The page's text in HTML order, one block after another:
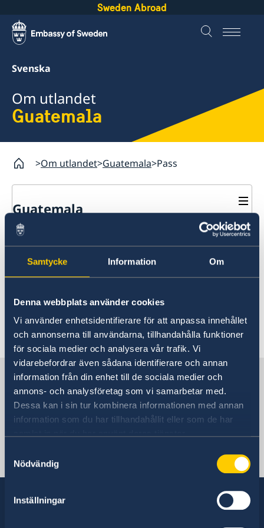
Samtycke Information Om
Denna webbplats använder cookies
Vi använder enhetsidentifierare för att anpassa innehållet
och annonserna till användarna, tillhandahålla funktioner
för sociala medier och analysera vår trafik. Vi
vidarebefordrar även sådana identifierare och annan
information från din enhet till de sociala medier och
annons- och analysföretag som vi samarbetar med.
Dessa kan i sin tur kombinera informationen med annan
information som du har tillhandahållit eller som de har
Nödvändig
Inställningar
Sweden Abroad
Svenska
Om utlandet
Guatemala
Om utlandet Guatemala Pass
Guatemala
Rösta i Guatemala
Hjälp till svenskar i Guatemala
Rösta i Guatemala
Pass i Guatemala
Passansökan för vuxna
Passansökan för barn
Provisoriskt pass
Samordningsnummer
Nationellt ID-kort
Information och svar på vanliga frågor om pass och
nationellt ID-kort
Akut hjälp i Guatemala
Viktiga telefonnummer
Om du blir sjuk eller råkar ut för en olycka
Svenskt medborgarskap i Guatemala
Registrera nyfödd utomlands
Avgifter
Reseinformation
Aktuella händelser
Allmänna säkerhetsläget
Lokala lagar och sedvänjor
Kriminalitet och personlig säkerhet
Trafiksäkerhet
Resa i landet
Hälso- och sjukvård
Naturförhållanden och katastrofer
In- och utresebestämmelser
Terrorism
Pass
Behöver du ett nytt pass och befinner dig
i Guatemala.
Senast uppdaterad 08 mars 2018, 14.25
Sverige i Guatemala
Sveriges Ambassad
Guatemala City, Guatemala